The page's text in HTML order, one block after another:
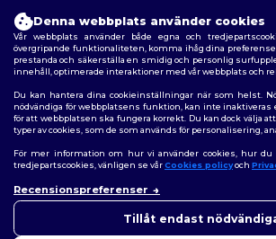
2026. Alla rättigheter förbehållna
Allmänna Villkor|Anpassad policy
|Karta över webbplatsen
Följ oss
Denna webbplats använder cookies
Vår webbplats använder både egna och
övergripande funktionaliteten, komma ihåg dina
prestanda och säkerställa en smidig och personlig
innehåll, optimerade interaktioner med vår webbplats och
Du kan hantera dina cookieinställningar när som helst.
nödvändiga för webbplatsens funktion, kan inte inaktiveras
för att webbplatsen ska fungera korrekt. Du kan dock välja
typer av cookies, som de som används för personalisering,
För mer information om hur vi använder cookies, hur
tredjepartscookies, vänligen se vårCookies policyoch
Recensionspreferenser
Tillåt endastfunderingar kan